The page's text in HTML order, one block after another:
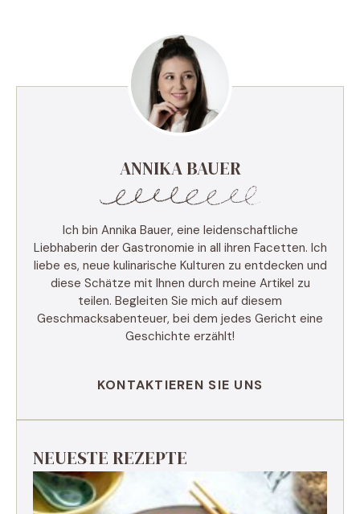
ANNIKA BAUER
Ich bin Annika Bauer, eine leidenschaftliche
Liebhaberin der Gastronomie in all ihren Facetten. Ich
liebe es, neue kulinarische Kulturen zu entdecken und
diese Schätze mit Ihnen durch meine Artikel zu
teilen. Begleiten Sie mich auf diesem
Geschmacksabenteuer, bei dem jedes Gericht eine
Geschichte erzählt!
KONTAKTIEREN SIE UNS
NEUESTE REZEPTE